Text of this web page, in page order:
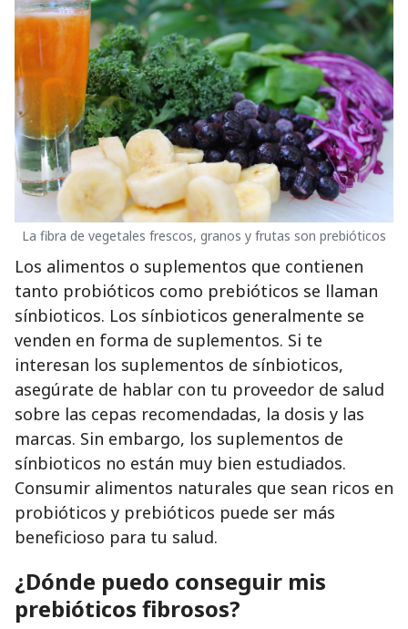
La fibra de vegetales frescos, granos y frutas son prebióticos
Los alimentos o suplementos que contienen
tanto probióticos como prebióticos se llaman
sínbioticos. Los sínbioticos generalmente se
venden en forma de suplementos. Si te
interesan los suplementos de sínbioticos,
asegúrate de hablar con tu proveedor de salud
sobre las cepas recomendadas, la dosis y las
marcas. Sin embargo, los suplementos de
sínbioticos no están muy bien estudiados.
Consumir alimentos naturales que sean ricos en
probióticos y prebióticos puede ser más
beneficioso para tu salud.
¿Dónde puedo conseguir mis
prebióticos fibrosos?